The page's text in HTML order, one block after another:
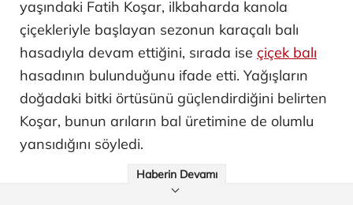
yaşındaki Fatih Koşar, ilkbaharda kanola
çiçekleriyle başlayan sezonun karaçalı balı
hasadıyla devam ettiğini, sırada ise çiçek balı
hasadının bulunduğunu ifade etti. Yağışların
doğadaki bitki örtüsünü güçlendirdiğini belirten
Koşar, bunun arıların bal üretimine de olumlu
yansıdığını söyledi.
Haberin Devamı